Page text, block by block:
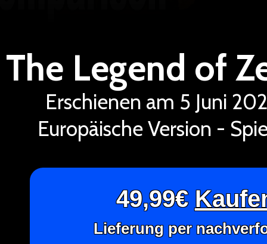
Erschienen am 5 Juni
Europäische Version -
49,99€
Lieferung per